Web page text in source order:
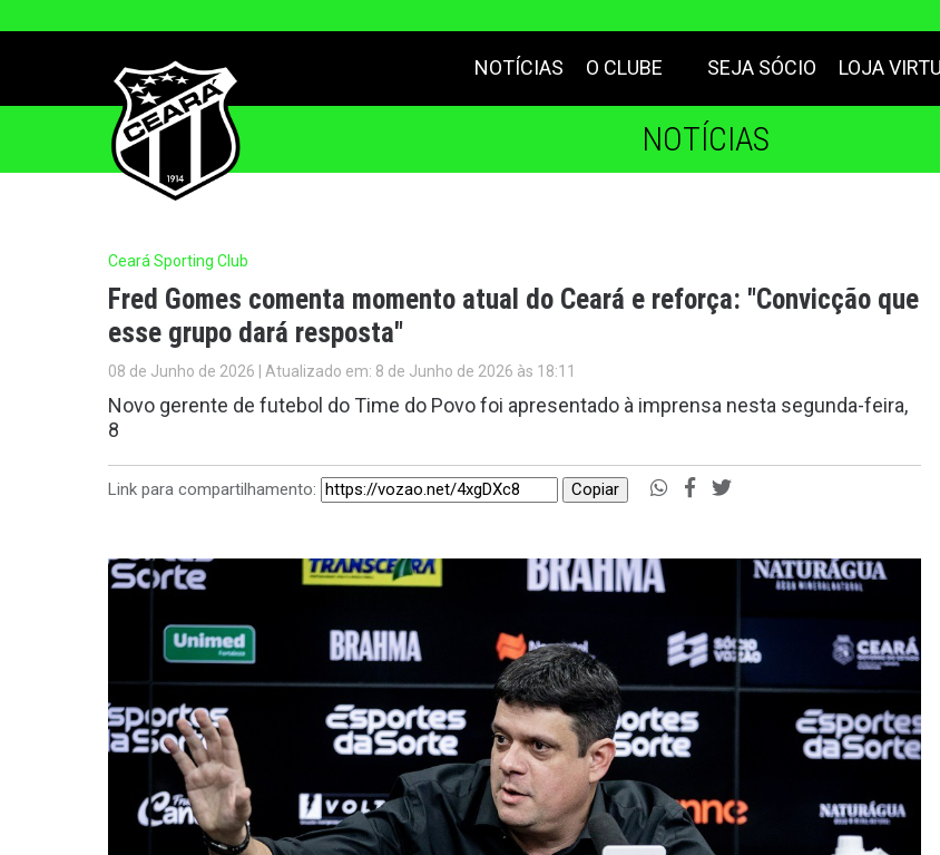
NOTÍCIAS O CLUBE SEJA SÓCIO LOJA
NOTÍCIAS
Ceará Sporting Club
Fred Gomes comenta momento atual do Ceará e reforça: "Convicção que
esse grupo dará resposta"
08 de Junho de 2026 | Atualizado em: 8 de Junho de 2026 às 18:11
Novo gerente de futebol do Time do Povo foi apresentado à imprensa nesta segunda-feira,
8
Link para compartilhamento: Copiar